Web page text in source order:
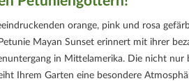
orange, pink und rosa
Mayan Sunset erinnert mit ihrer
in Mittelamerika. Die nicht nur
Ihrem Garten eine besondere